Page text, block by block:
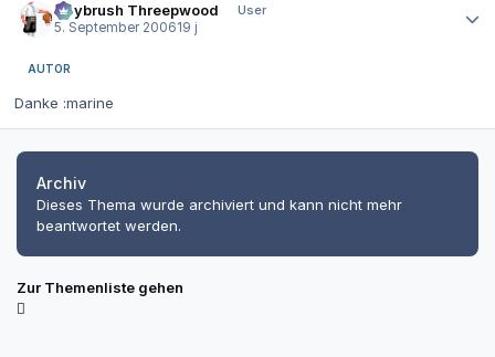
Guybrush Threepwood
User
5. September 200619 j
AUTOR
Danke :marine
Archiv
Dieses Thema wurde archiviert und kann nicht mehr
beantwortet werden.
Zur Themenliste gehen